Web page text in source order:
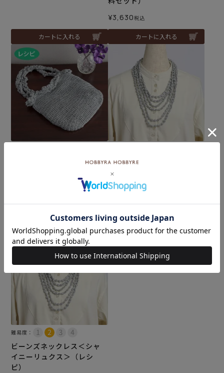
カートに入れる
¥3,630税込
カートに入れる
リュクス＋クロッシュコッ
¥330
カートに入れる
ビーンズネックレス＜シャ
イニーリュクス02SI＞（編
み物 材料セット）
カートに入れる
難易度：
ビーンズネックレス＜シャ
イニーリュクス＞（レシ
ピ）